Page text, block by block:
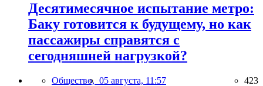
Десятимесячное испытание метро:
Баку готовится к будущему, но как
пассажиры справятся с
сегодняшней нагрузкой?
Общество, 05 августа, 11:57 423